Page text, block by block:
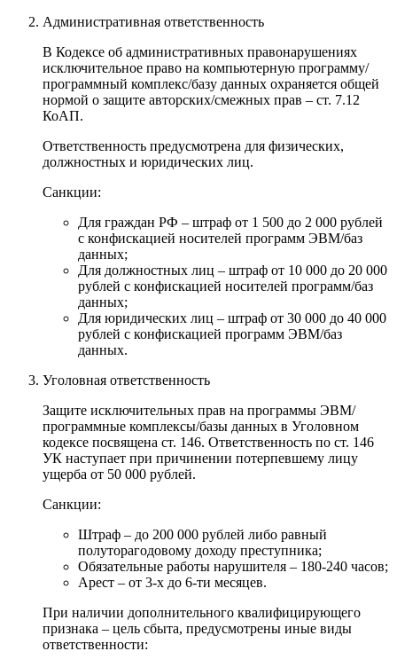
Административная ответственность
В Кодексе об административных правонарушениях
исключительное право на компьютерную программу/
программный комплекс/базу данных охраняется общей
нормой о защите авторских/смежных прав – ст. 7.12
КоАП.
Ответственность предусмотрена для физических,
должностных и юридических лиц.
Санкции:
Для граждан РФ – штраф от 1 500 до 2 000 рублей
с конфискацией носителей программ ЭВМ/баз
данных;
Для должностных лиц – штраф от 10 000 до 20 000
рублей с конфискацией носителей программ/баз
данных;
Для юридических лиц – штраф от 30 000 до 40 000
рублей с конфискацией программ ЭВМ/баз
данных.
Уголовная ответственность
Защите исключительных прав на программы ЭВМ/
программные комплексы/базы данных в Уголовном
кодексе посвящена ст. 146. Ответственность по ст. 146
УК наступает при причинении потерпевшему лицу
ущерба от 50 000 рублей.
Санкции:
Штраф – до 200 000 рублей либо равный
полуторагодовому доходу преступника;
Обязательные работы нарушителя – 180-240 часов;
Арест – от 3-х до 6-ти месяцев.
При наличии дополнительного квалифицирующего
признака – цель сбыта, предусмотрены иные виды
ответственности: